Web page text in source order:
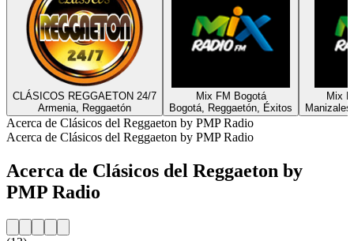
CLÁSICOS REGGAETON 24/7
Armenia, Reggaetón
Mix FM Bogotá
Bogotá, Reggaetón, Éxitos
Mix
Acerca de Clásicos del Reggaeton by PMP Radio
Acerca de Clásicos del Reggaeton by PMP Radio
Acerca de Clásicos del Reggaeton by
PMP Radio